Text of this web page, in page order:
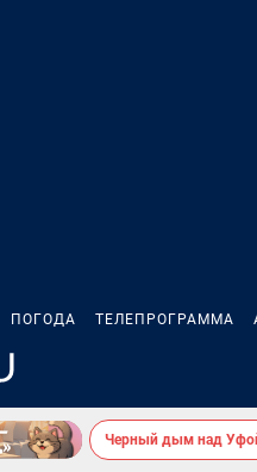
ПОГОДА ТЕЛЕПРОГРАММА
Черный дым над